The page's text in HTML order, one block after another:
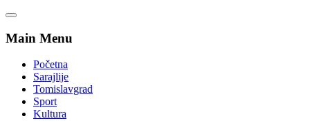
Main Menu
Početna
Sarajlije
Tomislavgrad
Sport
Kultura